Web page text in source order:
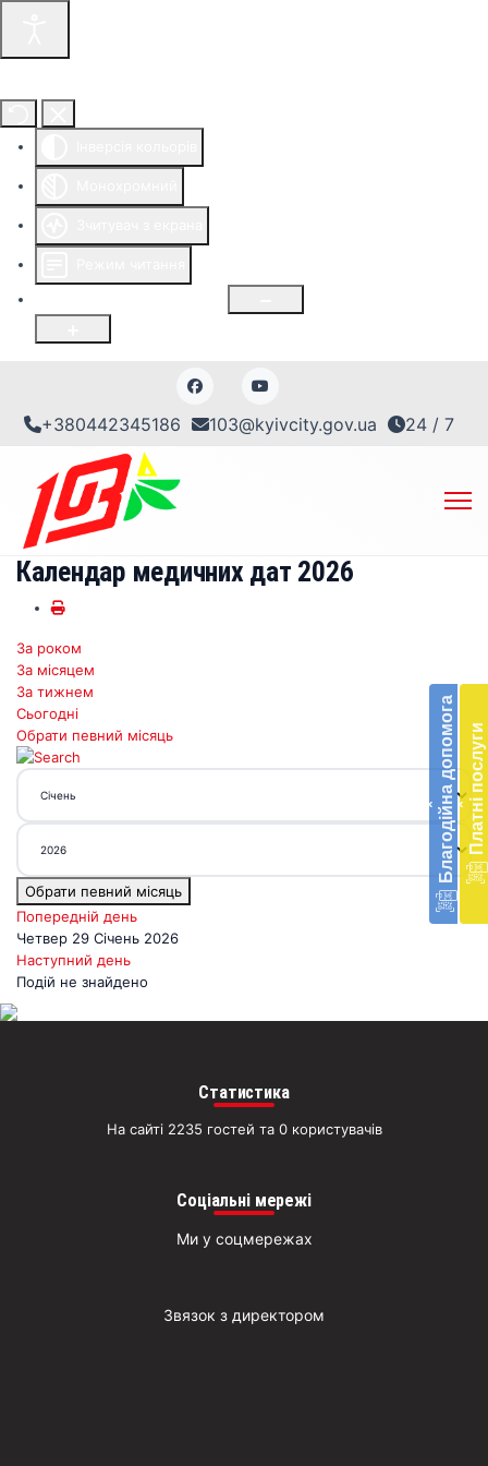
+380442345186 103@kyivcity.gov.ua 24 / 7
‹ Благодійна допомогав
‹ Платні послуги
Календар медичних дат 2026
За роком
За місяцем
За тижнем
Сьогодні
Обрати певний місяць
Обрати певний місяць
Попередній день
Четвер 29 Січень 2026
Наступний день
Подій не знайдено
Статистика
На сайті 2235 гостей та 0 користувачів
Соціальні мережі
Ми у соцмережах
Звязок з директором